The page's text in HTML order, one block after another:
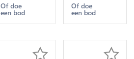
-> Make
offer
Of doe
een bod
-> Make
offer
Of doe
een bod